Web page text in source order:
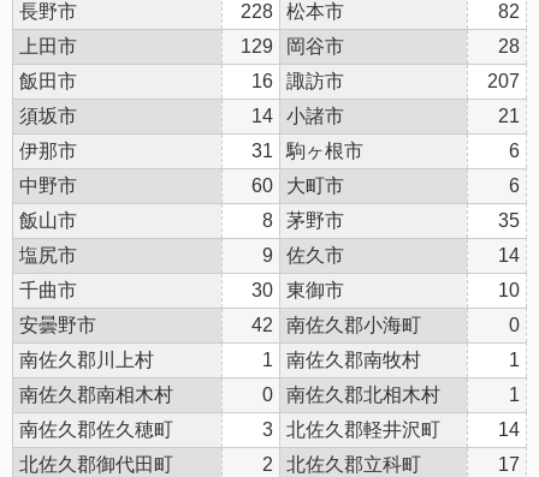
長野市
228 松本市
82
上田市
129 岡谷市
28
飯田市
16 諏訪市
207
須坂市
14 小諸市
21
伊那市
31 駒ヶ根市
6
中野市
60 大町市
6
飯山市
8 茅野市
35
塩尻市
9 佐久市
14
千曲市
30 東御市
10
安曇野市
42 南佐久郡小海町
0
南佐久郡川上村
1 南佐久郡南牧村
1
南佐久郡南相木村
0 南佐久郡北相木村
1
南佐久郡佐久穂町
3 北佐久郡軽井沢町
14
北佐久郡御代田町
2 北佐久郡立科町
17